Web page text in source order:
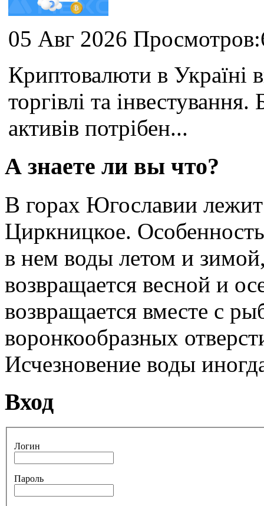
05 Авг 2026
Криптовалюти в Україні
торгівлі та
активів потрібен...
А знаете ли вы что?
В горах Югославии лежит
Циркницкое.
в нем воды летом и
возвращается весной и
возвращается вместе с
воронкообразных
Исчезновение воды
Вход
Логин
Пароль